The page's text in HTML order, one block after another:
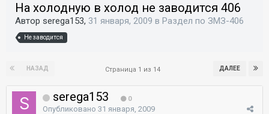
На холодную в холод не заводится 406
Автор serega153, 31 января, 2009 в Раздел по ЗМЗ-406
Не заводится
НАЗАД ДАЛЕЕ
Страница 1 из 14
serega153 0
Опубликовано 31 января, 2009